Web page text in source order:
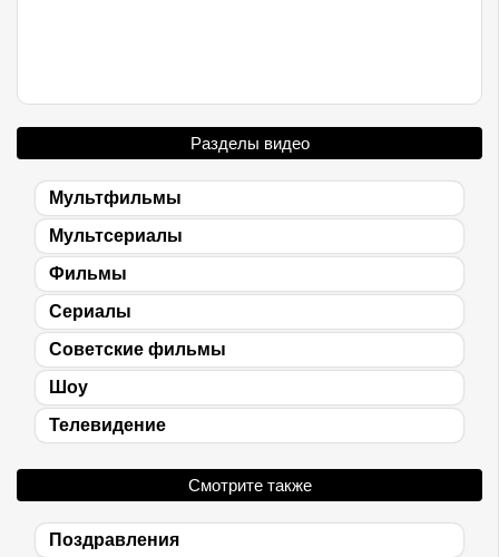
Разделы видео
Мультфильмы
Мультсериалы
Фильмы
Сериалы
Советские фильмы
Шоу
Телевидение
Смотрите также
Поздравления